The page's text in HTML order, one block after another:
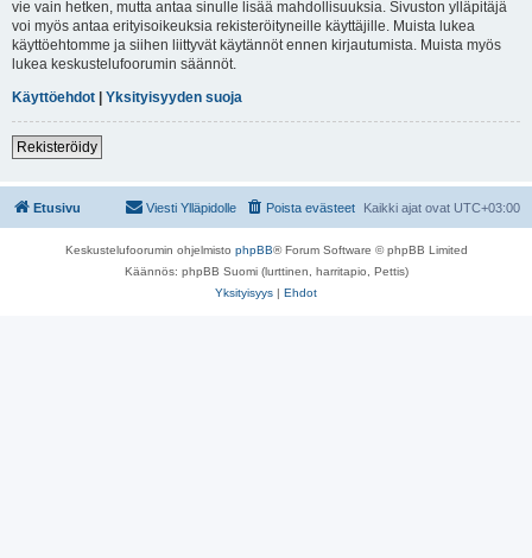
vie vain hetken, mutta antaa sinulle lisää mahdollisuuksia. Sivuston ylläpitäjä
voi myös antaa erityisoikeuksia rekisteröityneille käyttäjille. Muista lukea
käyttöehtomme ja siihen liittyvät käytännöt ennen kirjautumista. Muista myös
lukea keskustelufoorumin säännöt.
Käyttöehdot | Yksityisyyden suoja
Rekisteröidy
Etusivu Kaikki ajat ovat UTC+03:00
Poista evästeet
Viesti Ylläpidolle
Keskustelufoorumin ohjelmisto phpBB® Forum Software © phpBB Limited
Käännös: phpBB Suomi (lurttinen, harritapio, Pettis)
Yksityisyys | Ehdot